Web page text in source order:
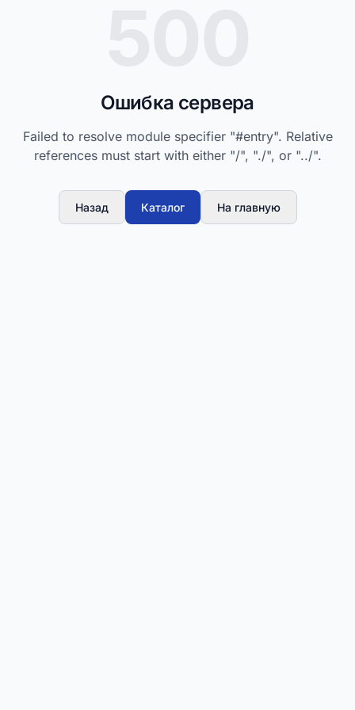
Ошибка сервера
Failed to resolve module specifier "#entry". Relative
references must start with either "/", "./", or "../".
Назад Каталог На главную